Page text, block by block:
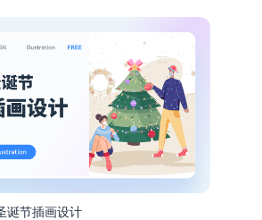
诞节插画设计